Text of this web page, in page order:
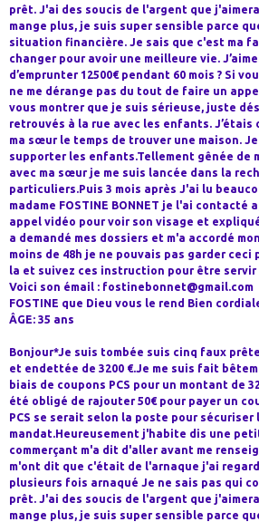
prêt. J'ai des soucis de l'argent que
mange plus, je suis super sensible parce
situation financière. Je sais que c'est ma
changer pour avoir une meilleure vie.
d’emprunter 12500€ pendant 60 mois ? Si
ne me dérange pas du tout de faire un
vous montrer que je suis sérieuse, juste
retrouvés à la rue avec les enfants. J’étais
ma sœur le temps de trouver une maison.
supporter les enfants.Tellement gênée de
avec ma sœur je me suis lancée dans la
particuliers.Puis 3 mois après J'ai lu
madame FOSTINE BONNET je l'ai contacté
appel vidéo pour voir son visage et
a demandé mes dossiers et m'a accordé
moins de 48h je ne pouvais pas garder ceci
la et suivez ces instruction pour être servir
Voici son émail : fostinebonnet@gmail.com
FOSTINE que Dieu vous le rend Bien
ÂGE: 35 ans
Bonjour*Je suis tombée suis cinq faux
et endettée de 3200 €.Je me suis fait
biais de coupons PCS pour un montant de
été obligé de rajouter 50€ pour payer un
PCS se serait selon la poste pour sécuriser
mandat.Heureusement j'habite dis une
commerçant m'a dit d'aller avant me
m'ont dit que c'était de l'arnaque j'ai
plusieurs fois arnaqué Je ne sais pas qui
prêt. J'ai des soucis de l'argent que
mange plus, je suis super sensible parce